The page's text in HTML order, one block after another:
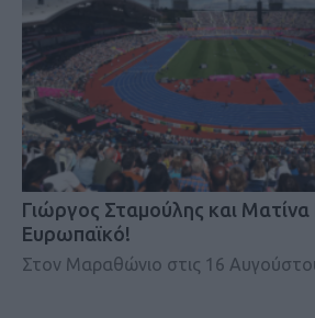
Γιώργος Σταμούλης και
Ευρωπαϊκό!
Στον Μαραθώνιο στις 16